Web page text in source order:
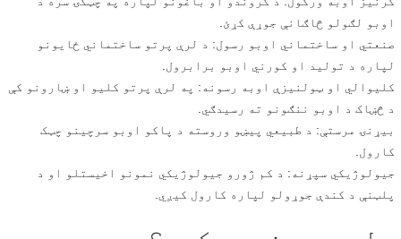
اوبو لګولو څاګانې جوړې کړئ.
صنعتي او ساختماني اوبو رسول: د لرې پرتو ساختماني ځایونو
لپاره د تولید او کورني اوبو برابرول.
کلیوالي او ټولنیزې اوبه رسونه: په لرې پرتو کلیو او ښارونو کې
د څښاک د اوبو ننګونو ته رسیدګي.
بیړنۍ مرستې: د طبیعي پیښو وروسته د پاکو اوبو سرچینو چټک
کارول.
جیولوژیکي سپړنه: د کم ژورو جیولوژیکي نمونو اخیستلو او د
پلټنې د کندې جوړولو لپاره کارول کیږي.